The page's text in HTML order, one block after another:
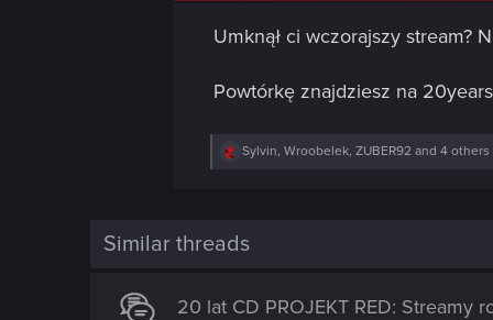
Umknął ci wczorajszy stream?
Powtórkę znajdziesz na
R
i
o
:
Sylvin, Wroobelek, ZUBER92 and 4 others
Similar threads
20 lat CD PROJEKT RED: